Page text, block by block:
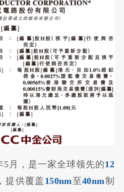
5月，是一家全球领先的12
提供覆盖 150nm至40nm制